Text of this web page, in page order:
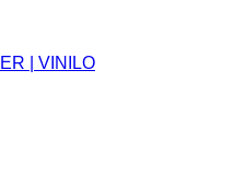
| VINILO